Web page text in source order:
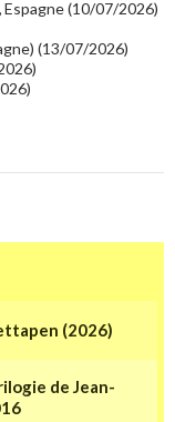
Espagne (10/07/2026)
(13/07/2026)